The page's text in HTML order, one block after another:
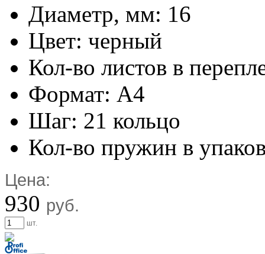
Диаметр, мм: 16
Цвет: черный
Кол-во листов в
Формат: А4
Шаг: 21 кольцо
Кол-во пружин в
Цена:
930 руб.
шт.